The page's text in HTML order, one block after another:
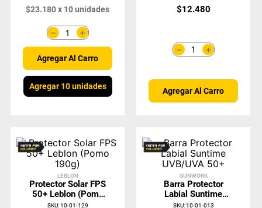
$23.180x 10unidades
＋
－
Agregar Al Carro
Agregar 10 unidades
$12.480
＋
－
Agregar Al Carro
LEBLON
Protector Solar FPS
50+ Leblon (Pomo
190g)
SKU:10-01-129
SUNWORK
Barra Protector
Labial Suntime
UVB/UVA 50+
SKU:10-01-013